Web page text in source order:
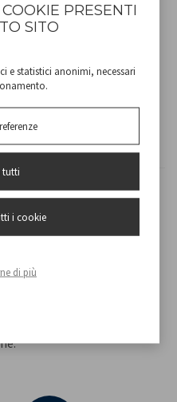
DA
BIANCA
touch. Con un
tra luce calda, fredda o
tenendo premuto il
tramite le 5 sezioni dello
in ogni angolo della casa.
o angoli di arredo. Cavo di
PRESENTI
SITO
e statistici anonimi, necessari
tutti
i cookie
di più